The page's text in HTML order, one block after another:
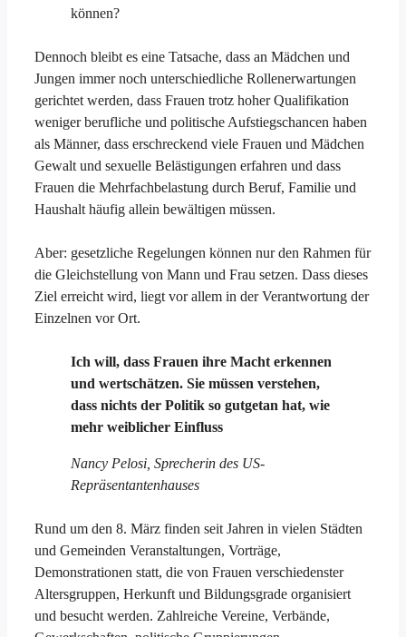
können?
Dennoch bleibt es eine Tatsache, dass an Mädchen und
Jungen immer noch unterschiedliche Rollenerwartungen
gerichtet werden, dass Frauen trotz hoher Qualifikation
weniger berufliche und politische Aufstiegschancen haben
als Männer, dass erschreckend viele Frauen und Mädchen
Gewalt und sexuelle Belästigungen erfahren und dass
Frauen die Mehrfachbelastung durch Beruf, Familie und
Haushalt häufig allein bewältigen müssen.
Aber: gesetzliche Regelungen können nur den Rahmen für
die Gleichstellung von Mann und Frau setzen. Dass dieses
Ziel erreicht wird, liegt vor allem in der Verantwortung der
Einzelnen vor Ort.
Ich will, dass Frauen ihre Macht erkennen
und wertschätzen. Sie müssen verstehen,
dass nichts der Politik so gutgetan hat, wie
mehr weiblicher Einfluss
Nancy Pelosi, Sprecherin des US-
Repräsentantenhauses
Rund um den 8. März finden seit Jahren in vielen Städten
und Gemeinden Veranstaltungen, Vorträge,
Demonstrationen statt, die von Frauen verschiedenster
Altersgruppen, Herkunft und Bildungsgrade organisiert
und besucht werden. Zahlreiche Vereine, Verbände,